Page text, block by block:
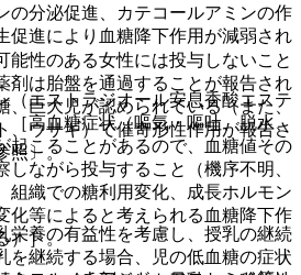
能性のある女性には投与しないこと
剤は胎盤を通過することが報告され
、巨大児が認められている（また、
、ウサギ）で催奇形性作用が報告さ
照〕。
栄養の有益性を考慮し、授乳の継続
を継続する場合、児の低血糖の症状
の分泌促進、カテコールアミンの作
促進により血糖降下作用が減弱され
エストラジオール安息香酸エステ
［高血糖症状（嘔気・嘔吐、脱水、
起こることがあるので、血糖値その
ながら投与すること（機序不明、
組織での糖利用変化、成長ホルモン
化等によると考えられる血糖降下作
）］。